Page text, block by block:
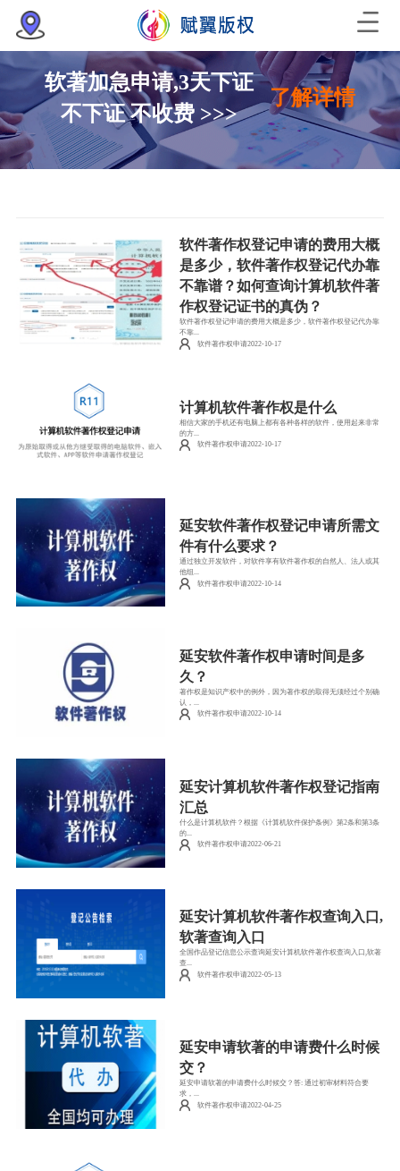
软著加急申请,3天下证
不下证 不收费 >>>
了解详情
软件著作权登记申请的费用大概
是多少，软件著作权登记代办靠
不靠谱？如何查询计算机软件著
作权登记证书的真伪？
软件著作权登记申请的费用大概是多少，软件著作权登记代办靠
不靠...
软件著作权申请2022-10-17
计算机软件著作权是什么
相信大家的手机还有电脑上都有各种各样的软件，使用起来非常
的方...
软件著作权申请2022-10-17
延安软件著作权登记申请所需文
件有什么要求？
通过独立开发软件，对软件享有软件著作权的自然人、法人或其
他组...
软件著作权申请2022-10-14
延安软件著作权申请时间是多
久？
著作权是知识产权中的例外，因为著作权的取得无须经过个别确
认，...
软件著作权申请2022-10-14
延安计算机软件著作权登记指南
汇总
什么是计算机软件？根据《计算机软件保护条例》第2条和第3条
的...
软件著作权申请2022-06-21
延安计算机软件著作权查询入口,
软著查询入口
全国作品登记信息公示查询延安计算机软件著作权查询入口,软著
查...
软件著作权申请2022-05-13
延安申请软著的申请费什么时候
交？
延安申请软著的申请费什么时候交？答: 通过初审材料符合要
求，...
软件著作权申请2022-04-25